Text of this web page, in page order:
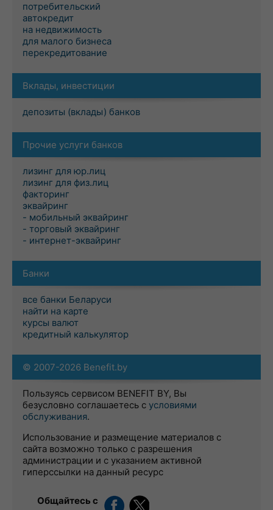
потребительский
автокредит
на недвижимость
для малого бизнеса
перекредитование
Вклады, инвестиции
депозиты (вклады) банков
Прочие услуги банков
лизинг для юр.лиц
лизинг для физ.лиц
факторинг
эквайринг
- мобильный эквайринг
- торговый эквайринг
- интернет-эквайринг
Банки
все банки Беларуси
найти на карте
курсы валют
кредитный калькулятор
© 2007-2026 Benefit.by
Пользуясь сервисом BENEFIT BY, Вы
безусловно соглашаетесь с условиями
обслуживания.
Использование и размещение материалов с
сайта возможно только с разрешения
администрации и с указанием активной
гиперссылки на данный ресурс
Общайтесь с